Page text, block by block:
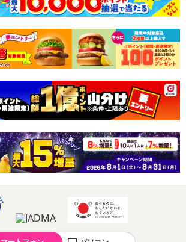
。それだけでなく、使い続けると白いシャツ
生しにくく、黒色衣類の色あせも防ぎます。
除去、洗濯槽のニオイ抑制機能に加えてダメー
潔で長く使えます。